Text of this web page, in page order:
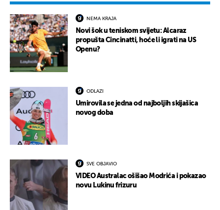
NEMA KRAJA
Novi šok u teniskom svijetu: Alcaraz
propušta Cincinatti, hoće li igrati na US
Openu?
ODLAZI
Umirovila se jedna od najboljih skijašica
novog doba
SVE OBJAVIO
VIDEO Australac ošišao Modrića i pokazao
novu Lukinu frizuru